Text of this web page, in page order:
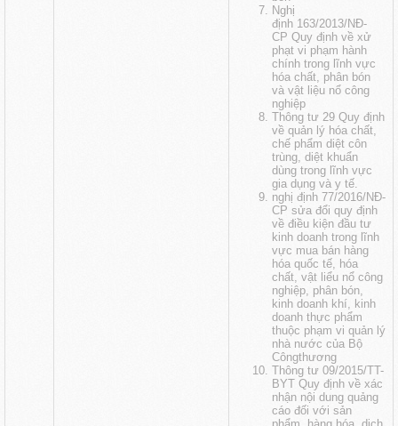
Nghị
định 163/2013/NĐ-
CP Quy định về xử
phạt vi phạm hành
chính trong lĩnh vực
hóa chất, phân bón
và vật liệu nổ công
nghiệp
Thông tư 29 Quy định
về quản lý hóa chất,
chế phẩm diệt côn
trùng, diệt khuẩn
dùng trong lĩnh vực
gia dụng và y tế.
nghị định 77/2016/NĐ-
CP sửa đổi quy định
về điều kiện đầu tư
kinh doanh trong lĩnh
vực mua bán hàng
hóa quốc tế, hóa
chất, vật liểu nổ công
nghiệp, phân bón,
kinh doanh khí, kinh
doanh thực phẩm
thuộc phạm vi quản lý
nhà nước của Bộ
Côngthương
Thông tư 09/2015/TT-
BYT Quy định về xác
nhận nội dung quảng
cáo đối với sản